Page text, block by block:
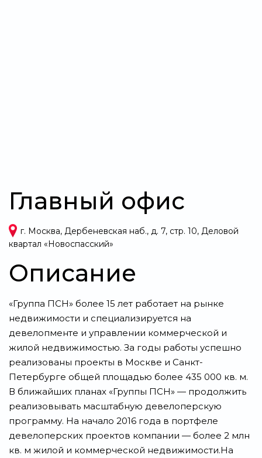
Главный офис
г. Москва, Дербеневская наб., д. 7, стр. 10, Деловой
квартал «Новоспасский»
Описание
«Группа ПСН» более 15 лет работает на рынке
недвижимости и специализируется на
девелопменте и управлении коммерческой и
жилой недвижимостью. За годы работы успешно
реализованы проекты в Москве и Санкт-
Петербурге общей площадью более 435 000 кв. м.
В ближайших планах «Группы ПСН» — продолжить
реализовывать масштабную девелоперскую
программу. На начало 2016 года в портфеле
девелоперских проектов компании — более 2 млн
кв. м жилой и коммерческой недвижимости.На